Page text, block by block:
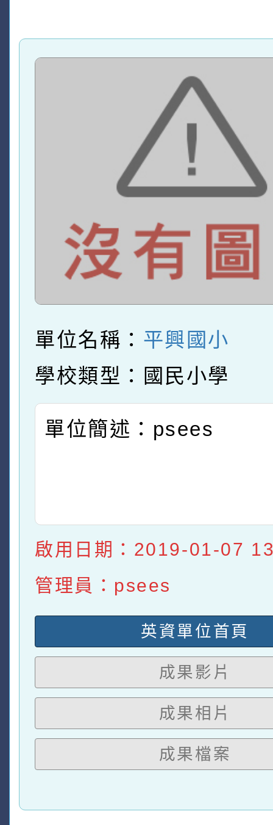
單位名稱： 平興國小
學校類型：國民小學
單位簡述：psees
啟用日期：2019-01-07
管理員：psees
英資單位首頁
成果影片
成果相片
成果檔案